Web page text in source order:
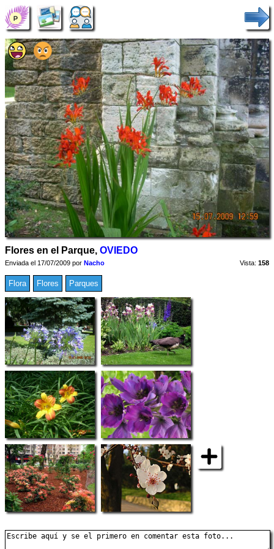
Flores en el Parque, OVIEDO
Enviada el 17/07/2009 por Nacho Vista: 158
Flora Flores Parques